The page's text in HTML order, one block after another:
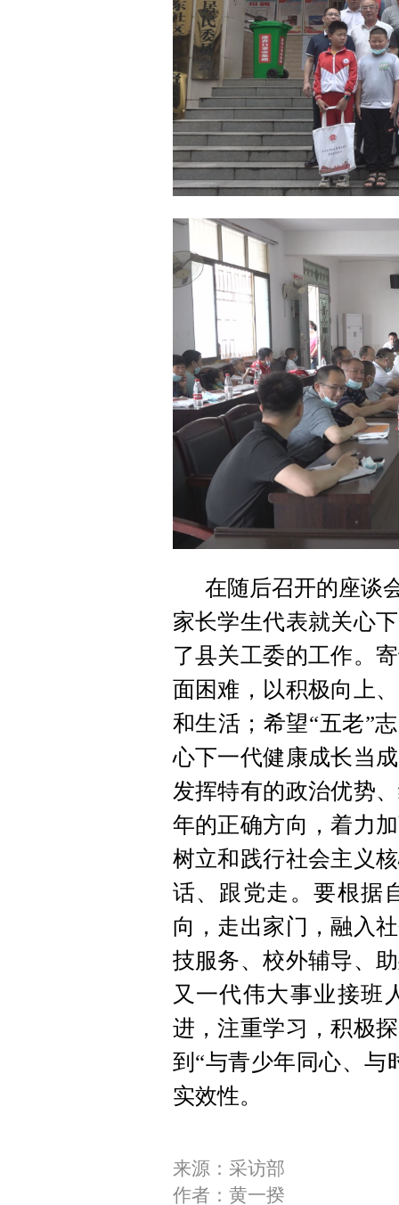
在随后召开的座谈
家长学生代表就关心
了县关工委的工作。
面困难，以积极向上、
和生活；希望“五老”
心下一代健康成长当
发挥特有的政治优势
年的正确方向，着力
树立和践行社会主义
话、跟党走。要根据
向，走出家门，融入
技服务、校外辅导、
又一代伟大事业接班
进，注重学习，积极
到“与青少年同心、与
实效性。
来源：采访部
作者：黄一揆